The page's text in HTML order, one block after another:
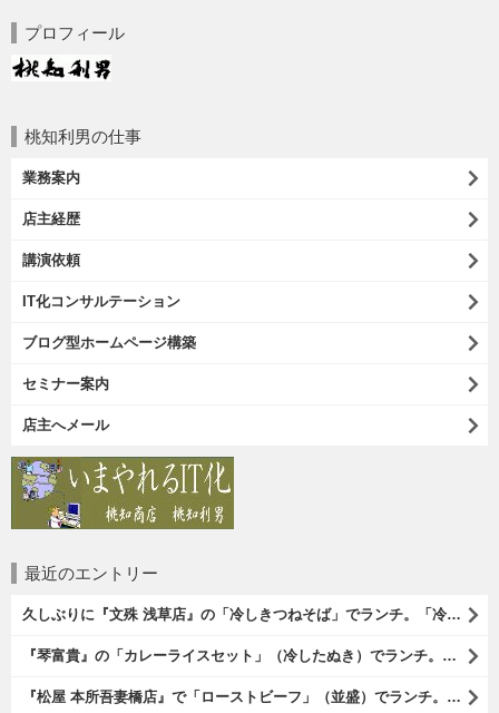
プロフィール
桃知利男の仕事
業務案内
店主経歴
講演依頼
IT化コンサルテーション
ブログ型ホームページ構築
セミナー案内
店主へメール
最近のエントリー
久しぶりに『文殊 浅草店』の「冷しきつねそば」でランチ。「冷しきつめそば」のうまさは甘さである。 あたしは思い出していたのだ。この甘さのせいで「きつねそば」を敬遠していたのか、と。 でも、うまかったのだよ（笑）。（文殊 浅草店：浅草一丁目：浅草地下街）
『琴富貴』の「カレーライスセット」（冷したぬき）でランチ。所謂「蕎麦屋のカレー」と『琴富貴』の夏の定番「冷したぬき」である。勿論、これはダブルでうまいのだよ（笑）。（琴富貴：墨田区吾妻橋1）
『松屋 本所吾妻橋店』で「ローストビーフ」（並盛）でランチ。「ローストビーフ」は2つのソースが掛かっている。オリジナルソースとレフォールソースだ。 はたしていかなるものなのかと期待しながら待てば、それは確りとうまかったのだよ（笑）。（松屋 本所吾妻橋店：墨田区吾妻橋三）